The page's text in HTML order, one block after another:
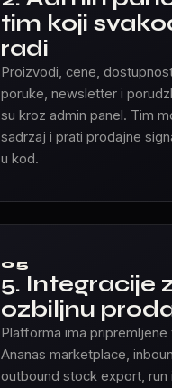
tim koji
radi
Proizvodi, cene,
poruke, newsletter i
su kroz admin panel. Tim
sadrzaj i prati prodajne
u kod.
05
5. Integracije
ozbiljnu
Platforma ima pripremljene
Ananas marketplace,
outbound stock export, run